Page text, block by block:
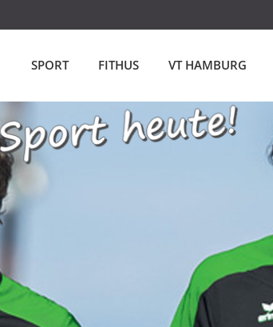
SPORT FITHUS VT HAMBURG